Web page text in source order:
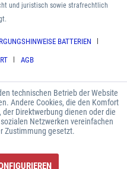
BATTERIEN
AGB
und juristisch sowie strafrechtlich
technischen Betrieb der Website
Andere Cookies, die den Komfort
Direktwerbung dienen oder die
Netzwerken vereinfachen
Zustimmung gesetzt.